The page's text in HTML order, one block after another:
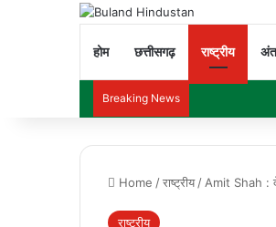
होम छत्तीसगढ़ राष्ट्रीय
Breaking News
Home /राष्ट्रीय / Amit Shah :
राष्ट्रीय